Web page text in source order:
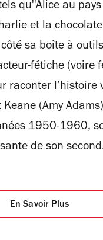
qu''Alice au
et la
sa boîte à
fétiche (voire
raconter l’histoire
(Amy
1950-1960,
de son
En Savoir Plus